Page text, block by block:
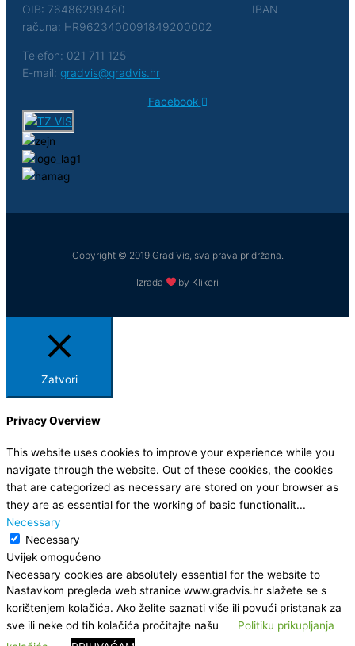
OIB: 76486299480 IBAN
računa: HR9623400091849200002
Telefon: 021 711 125
E-mail: gradvis@gradvis.hr
Facebook
Copyright © 2019 Grad Vis, sva prava pridržana.
Izrada by Klikeri
Nastavkom pregleda web stranice www.gradvis.hr slažete se s
korištenjem kolačića. Ako želite saznati više ili povući pristanak za
sve ili neke od tih kolačića pročitajte našu
Politiku prikupljanja
Zatvori
Privacy Overview
This website uses cookies to improve your experience while you
navigate through the website. Out of these cookies, the cookies
that are categorized as necessary are stored on your browser as
they are as essential for the working of basic functionalit...
Necessary
Necessary
Uvijek omogućeno
Necessary cookies are absolutely essential for the website to
function properly. This category only includes cookies that
ensures basic functionalities and security features of the website.
These cookies do not store any personal information.